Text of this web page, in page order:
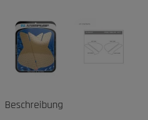
Beschreibung